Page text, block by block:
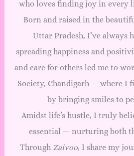
who loves finding joy in every
Born and raised in the
Uttar Pradesh, I’ve always
spreading happiness and
and care for others led me to
Society, Chandigarh — where I
by bringing smiles to
Amidst life’s hustle, I truly
essential — nurturing both
Through Zaivoo, I share my